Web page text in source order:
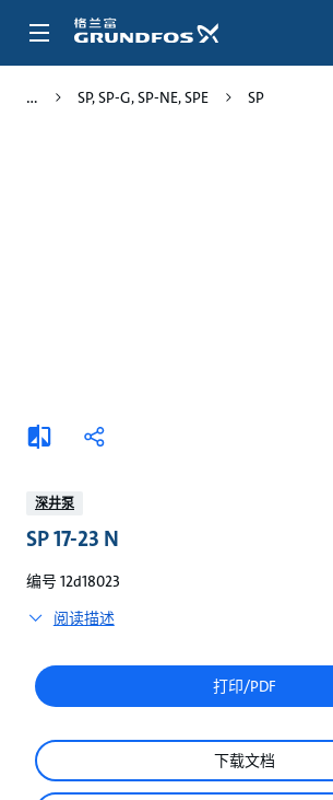
SP, SP-G, SP-NE, SPE SP
添
加
较
分
深井泵
SP 17-23 N
编号 12d18023
阅读描述
打印/PDF
下载文档